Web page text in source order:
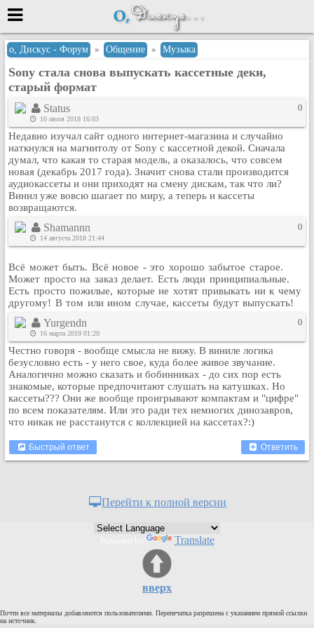
Меню
или войти через
Вход с 7ooo.ru
Регистрация
Забыли пароль?
Данные авторизации одинаковые с
сайтом 7ooo.ru
Форумы
Главная
Поиск
Новые сообщения
Беседы
Игры
Кулинария
Физкультура и спорт
Видео и Кино
Авто. Мото.
Космос
Домашние питомцы
Медицина
Компьютер
Объявления
о, Дискус - Форум » Общение » Музыка
Sony стала снова выпускать кассетные деки,
старый формат
Status
10 июля 2018 16:03
0
Недавно изучал сайт одного интернет-магазина и случайно
наткнулся на магнитолу от Sony с кассетной декой. Сначала
думал, что какая то старая модель, а оказалось, что совсем
новая (декабрь 2017 года). Значит снова стали производится
аудиокассеты и они приходят на смену дискам, так что ли?
Винил уже вовсю шагает по миру, а теперь и кассеты
возвращаются.
Shamannn
14 августа 2018 21:44
0
Всё может быть. Всё новое - это хорошо забытое старое.
Может просто на заказ делает. Есть люди принципиальные.
Есть просто пожилые, которые не хотят привыкать ни к чему
другому! В том или ином случае, кассеты будут выпускать!
Yurgendn
16 марта 2019 01:20
0
Честно говоря - вообще смысла не вижу. В виниле логика
безусловно есть - у него свое, куда более живое звучание.
Аналогично можно сказать и бобинниках - до сих пор есть
знакомые, которые предпочитают слушать на катушках. Но
кассеты??? Они же вообще проигрывают компактам и "цифре"
по всем показателям. Или это ради тех немногих динозавров,
что никак не расстанутся с коллекцией на кассетах?:)
Быстрый ответ Ответить
Перейти к полной версии
Translate
вверх
Почти все материалы добавляются пользователями. Перепечатка разрешена с указанием прямой ссылки
на источник.